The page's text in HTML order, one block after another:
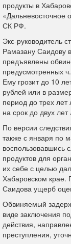
продукты в
«Дальневосточное
СК РФ.
Экс-руководитель
Рамазану Саидову
предъявлены
предусмотренных
Ему грозит до 10
рублей или в
период до трех лет
на срок до двух лет
По версии
также с января по
продуктов для
их себе с целью
Хабаровском крае.
Саидова ущерб
Обвиняемый
виде заключения
действия,
преступления,